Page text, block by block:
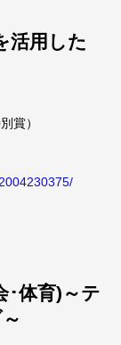
用した
賞）
･体育)～テ